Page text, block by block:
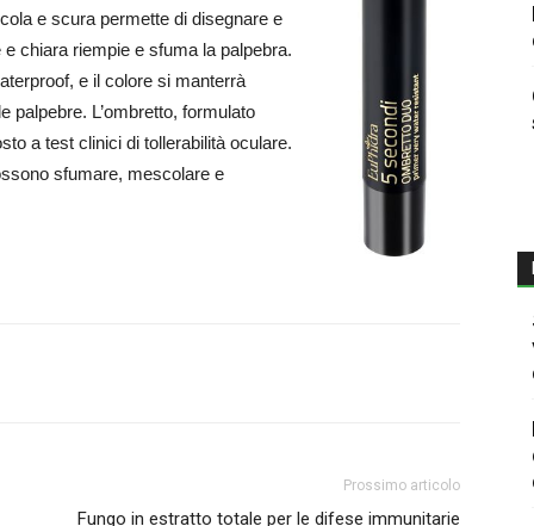
e scura permette di disegnare e
chiara riempie e sfuma la palpebra.
e il colore si manterrà
palpebre. L’ombretto, formulato
a test clinici di tollerabilità oculare.
sfumare, mescolare e
Prossimo articolo
Fungo in estratto totale per le difese immunitarie